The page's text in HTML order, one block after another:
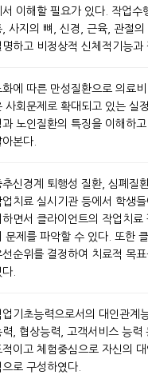
서 이해할 필요가 있다. 작업
, 사지의 뼈, 신경, 근육, 관절
명하고 비정상적 신체적기능과
화에 따른 만성질환으로 의료
사회문제로 확대되고 있는 실
과 노인질환의 특징을 이해하
아본다.
추신경계 퇴행성 질환, 심폐질
업치료 실시기관 등에서 학생
하면서 클라이언트의 작업치
문제를 파악할 수 있다. 또한
선순위를 결정하여 치료적 목
.
업기초능력으로서의 대인관계
력, 협상능력, 고객서비스 능력
적이고 체험중심으로 자신의
으로 구성하였다.